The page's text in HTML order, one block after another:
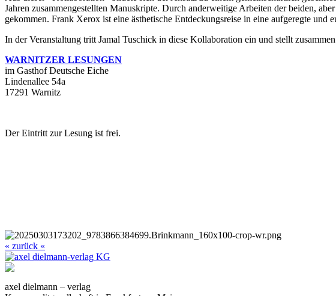
Jahren zusammengestellten Manuskripte. Durch anderweitige Arbeiten der beiden,
gekommen. Frank Xerox ist eine ästhetische Entdeckungsreise in eine aufgeregte
In der Veranstaltung tritt Jamal Tuschick in diese Kollaboration ein und stellt
WARNITZER LESUNGEN
im Gasthof Deutsche Eiche
Lindenallee 54a
17291 Warnitz
Der Eintritt zur Lesung ist frei.
« zurück «
axel dielmann – verlag